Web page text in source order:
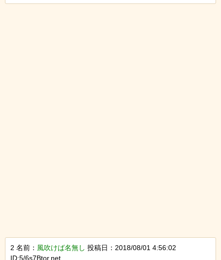
2 名前： 風吹けば名無し 投稿日：2018/08/01 4:56:02
ID:5/6s7Btor.net